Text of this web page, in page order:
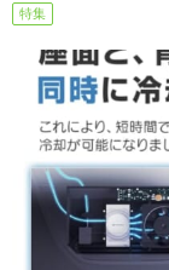
特集